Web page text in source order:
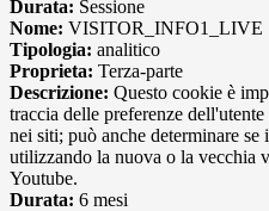
Durata: Sessione
Nome: VISITOR_INFO1_LIVE
Tipologia: analitico
Proprieta: Terza-parte
Descrizione: Questo cookie è
traccia delle preferenze
nei siti; può anche determinare
utilizzando la nuova o la vecchia
Youtube.
Durata: 6 mesi